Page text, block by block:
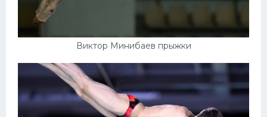
Виктор Минибаев прыжки